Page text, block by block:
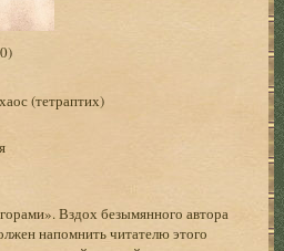
(тетраптих)
Вздох безымянного автора
напомнить читателю этого